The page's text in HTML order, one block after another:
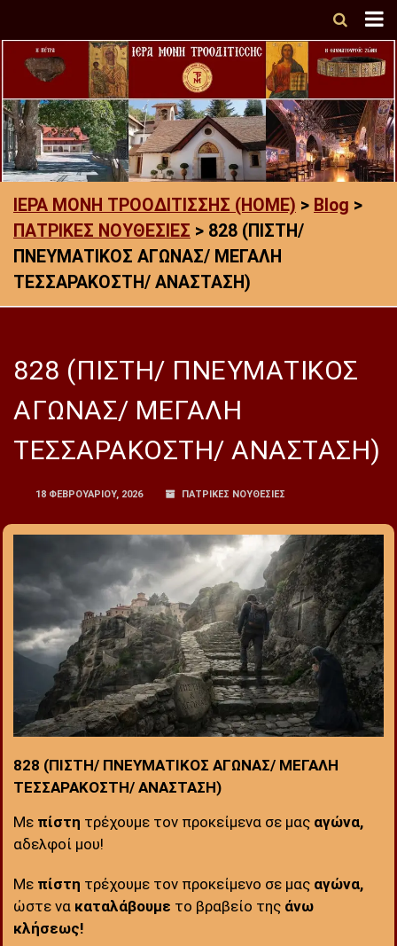
ΙΕΡΑ ΜΟΝΗ ΤΡΟΟΔΙΤΙΣΣΗΣ (HOME) > Blog >
ΠΑΤΡΙΚΕΣ ΝΟΥΘΕΣΙΕΣ > 828 (ΠΙΣΤΗ/
ΠΝΕΥΜΑΤΙΚΟΣ ΑΓΩΝΑΣ/ ΜΕΓΑΛΗ
ΤΕΣΣΑΡΑΚΟΣΤΗ/ ΑΝΑΣΤΑΣΗ)
828 (ΠΙΣΤΗ/ ΠΝΕΥΜΑΤΙΚΟΣ
ΑΓΩΝΑΣ/ ΜΕΓΑΛΗ
ΤΕΣΣΑΡΑΚΟΣΤΗ/ ΑΝΑΣΤΑΣΗ)
18 ΦΕΒΡΟΥΑΡΊΟΥ, 2026 ΠΑΤΡΙΚΕΣ ΝΟΥΘΕΣΙΕΣ
828 (ΠΙΣΤΗ/ ΠΝΕΥΜΑΤΙΚΟΣ ΑΓΩΝΑΣ/ ΜΕΓΑΛΗ
ΤΕΣΣΑΡΑΚΟΣΤΗ/ ΑΝΑΣΤΑΣΗ)
Με πίστη τρέχουμε τον προκείμενα σε μας αγώνα,
αδελφοί μου!
Με πίστη τρέχουμε τον προκείμενο σε μας αγώνα,
ώστε να καταλάβουμε το βραβείο της άνω
κλήσεως!